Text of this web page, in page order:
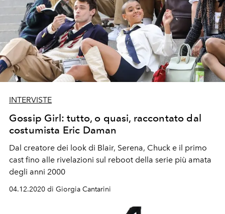
INTERVISTE
Gossip Girl: tutto, o quasi, raccontato dal
costumista Eric Daman
Dal creatore dei look di Blair, Serena, Chuck e il primo
cast fino alle rivelazioni sul reboot della serie più amata
degli anni 2000
04.12.2020 di Giorgia Cantarini